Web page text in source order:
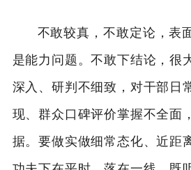
不敢较真，不敢定论，表
是能力问题。不敢下结论，很
深入、研判不细致，对干部日
现、群众口碑评价掌握不全面
据。要做实做细常态化、近距